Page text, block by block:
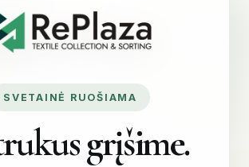
SVETAINĖ RUOŠIAMA
grįšime.